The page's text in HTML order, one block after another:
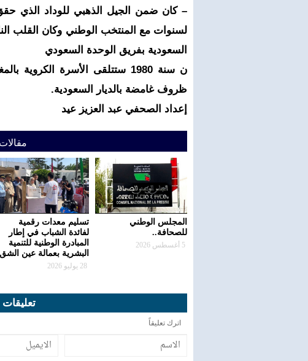
لسنوات مع المنتخب الوطني وكان القلب
السعودية بفريق الوحدة السعودي
ظروف غامضة بالديار السعودية.
إعداد الصحفي عبد العزيز عيد
المجلس الوطني
للصحافة..
تسليم معدات رقمية
لفائدة الشباب في إطار
المبادرة الوطنية للتنمية
البشرية بعمالة عين
تعليقات
اترك تعليقاً